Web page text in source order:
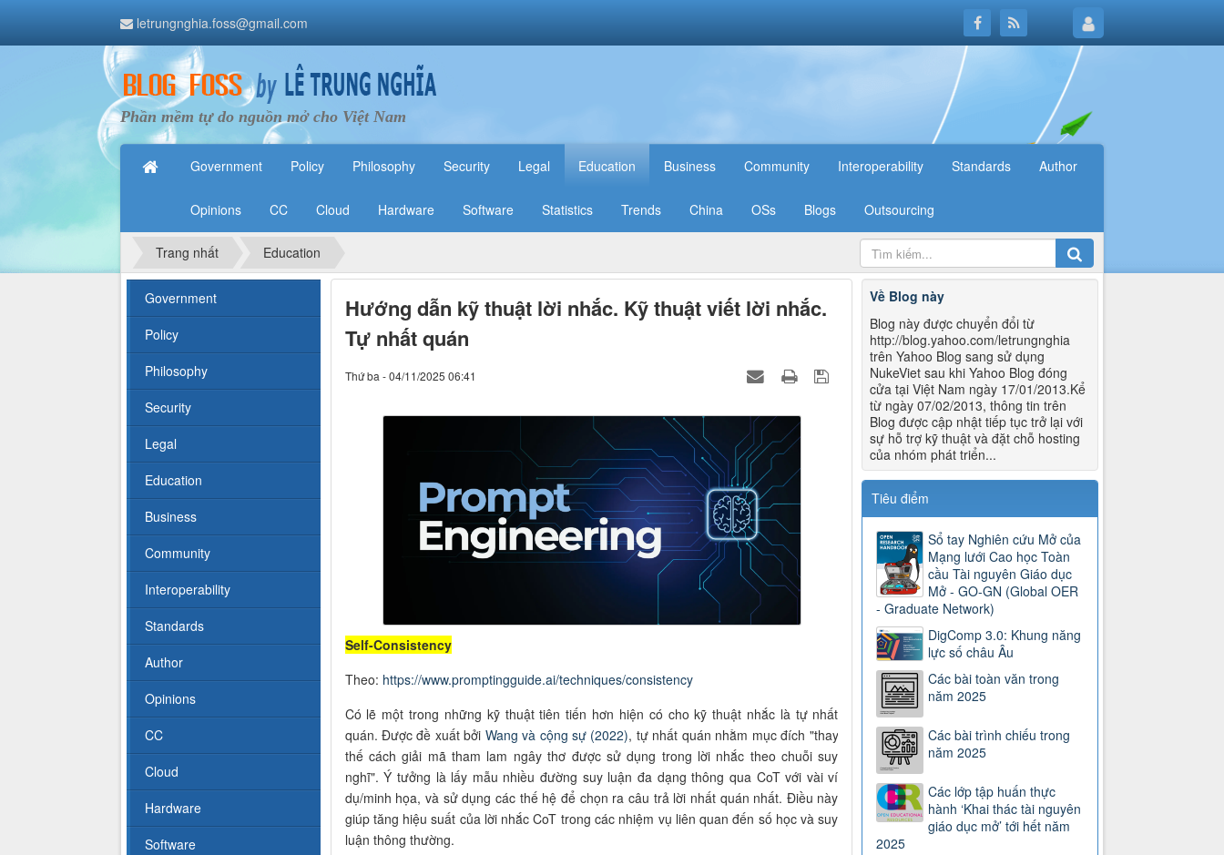
letrungnghia.foss@gmail.com
Phần mềm tự do nguồn mở cho Việt Nam
Government Policy Philosophy Security Legal Education Business Community Interoperability Standards Author
Opinions CC Cloud Hardware Software Statistics Trends China OSs Blogs Outsourcing
Trang nhất Education
Hướng dẫn kỹ thuật lời nhắc. Kỹ thuật viết lời nhắc.
Tự nhất quán
Thứ ba - 04/11/2025 06:41
Self-Consistency
Theo: https://www.promptingguide.ai/techniques/consistency
Có lẽ một trong những kỹ thuật tiên tiến hơn hiện có cho kỹ thuật nhắc là tự nhất
quán. Được đề xuất bởi Wang và cộng sự (2022), tự nhất quán nhằm mục đích "thay
thế cách giải mã tham lam ngây thơ được sử dụng trong lời nhắc theo chuỗi suy
nghĩ". Ý tưởng là lấy mẫu nhiều đường suy luận đa dạng thông qua CoT với vài ví
dụ/minh họa, và sử dụng các thế hệ để chọn ra câu trả lời nhất quán nhất. Điều này
giúp tăng hiệu suất của lời nhắc CoT trong các nhiệm vụ liên quan đến số học và suy
luận thông thường.
Về Blog này
Blog này được chuyển đổi từ
http://blog.yahoo.com/letrungnghia
trên Yahoo Blog sang sử dụng
NukeViet sau khi Yahoo Blog đóng
cửa tại Việt Nam ngày 17/01/2013.Kể
từ ngày 07/02/2013, thông tin trên
Blog được cập nhật tiếp tục trở lại với
sự hỗ trợ kỹ thuật và đặt chỗ hosting
của nhóm phát triển...
Tiêu điểm
Sổ tay Nghiên cứu Mở của
Mạng lưới Cao học Toàn
cầu Tài nguyên Giáo dục
Mở - GO-GN (Global OER
- Graduate Network)
DigComp 3.0: Khung năng
lực số châu Âu
Các bài toàn văn trong
năm 2025
Các bài trình chiếu trong
năm 2025
Các lớp tập huấn thực
hành ‘Khai thác tài nguyên
giáo dục mở’ tới hết năm
2025
Government
Policy
Philosophy
Security
Legal
Education
Business
Community
Interoperability
Standards
Author
Opinions
CC
Cloud
Hardware
Software